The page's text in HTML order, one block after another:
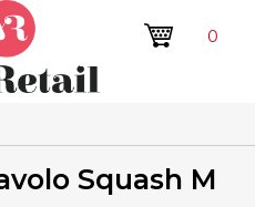
0
Squash M